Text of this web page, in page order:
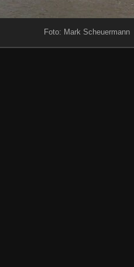
Foto: Mark Scheuermann